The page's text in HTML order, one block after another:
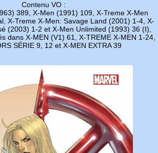
Contenu VO :
389, X-Men (1991) 109, X-Treme X-Men
X-Treme X-Men: Savage Land (2001) 1-4, X-
(2003) 1-2 et X-Men Unlimited (1993) 36 (I),
dans X-MEN (V1) 61, X-TREME X-MEN 1-24,
SÉRIE 9, 12 et X-MEN EXTRA 39